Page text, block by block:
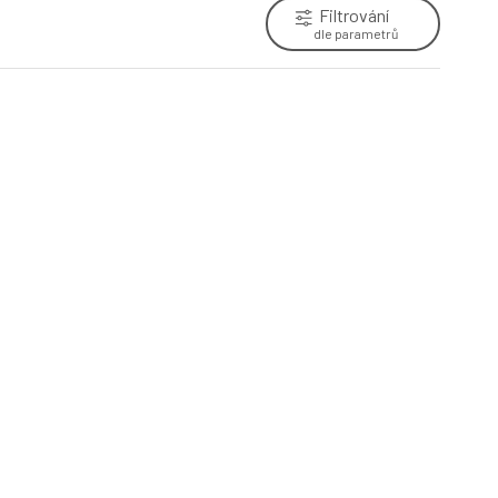
Filtrování
dle parametrů